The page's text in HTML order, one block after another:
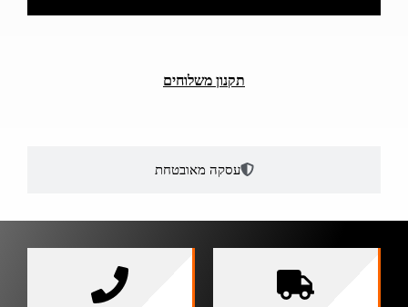
עסקה מאובטחת
תקנון משלוחים